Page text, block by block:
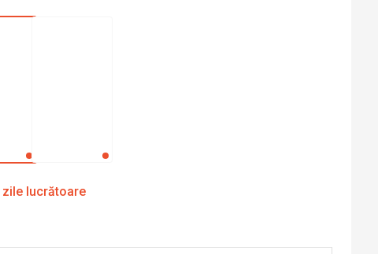
zile lucrătoare